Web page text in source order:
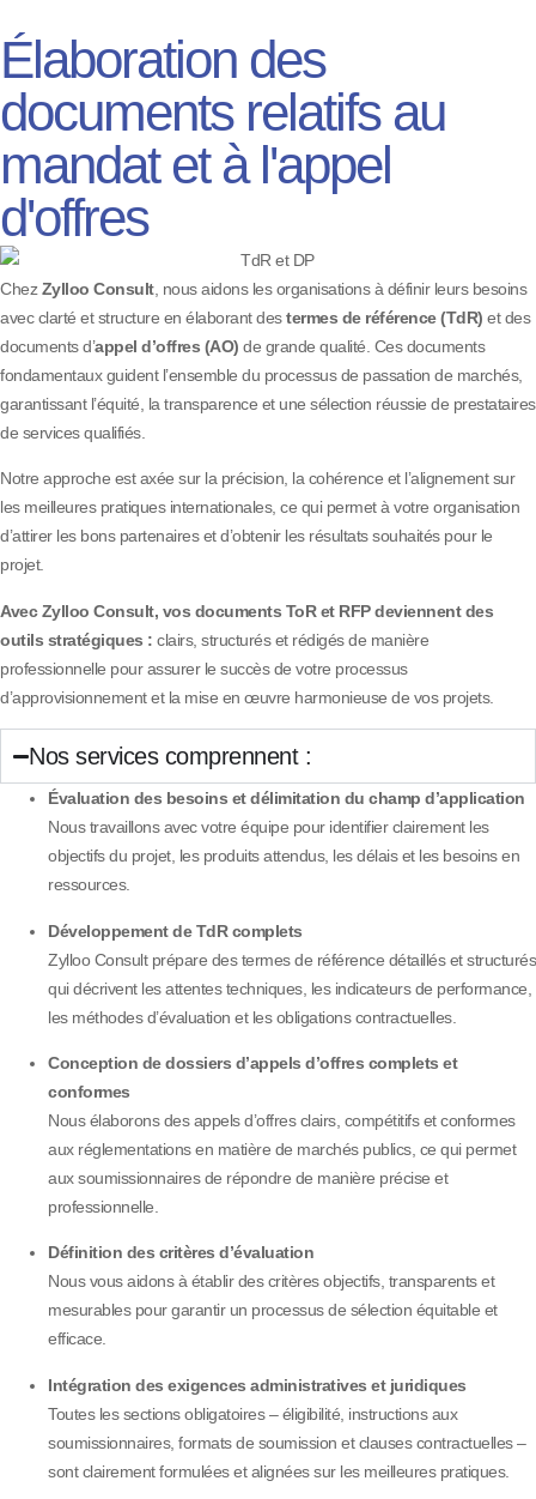
Élaboration des
documents relatifs au
mandat et à l'appel
d'offres
ChezZylloo Consult, nous aidons les organisations à définir leurs besoins
avec clarté et structure en élaborant destermes de référence (TdR) et des
documents d’appel d’offres (AO) de grande qualité. Ces documents
fondamentaux guident l’ensemble du processus de passation de marchés,
garantissant l’équité, la transparence et une sélection réussie de prestataires
de services qualifiés.
Notre approche est axée sur la précision, la cohérence et l’alignement sur
les meilleures pratiques internationales, ce qui permet à votre organisation
d’attirer les bons partenaires et d’obtenir les résultats souhaités pour le
projet.
Avec Zylloo Consult, vos documents ToR et RFP deviennent des
outils stratégiques : clairs, structurés et rédigés de manière
professionnelle pour assurer le succès de votre processus
d’approvisionnement et la mise en œuvre harmonieuse de vos projets.
Nos services comprennent :
Évaluation des besoins et délimitation du champ d’application
Nous travaillons avec votre équipe pour identifier clairement les
objectifs du projet, les produits attendus, les délais et les besoins en
ressources.
Développement de TdR complets
Zylloo Consult prépare des termes de référence détaillés et structurés
qui décrivent les attentes techniques, les indicateurs de performance,
les méthodes d’évaluation et les obligations contractuelles.
Conception de dossiers d’appels d’offres complets et
conformes
Nous élaborons des appels d’offres clairs, compétitifs et conformes
aux réglementations en matière de marchés publics, ce qui permet
aux soumissionnaires de répondre de manière précise et
professionnelle.
Définition des critères d’évaluation
Nous vous aidons à établir des critères objectifs, transparents et
mesurables pour garantir un processus de sélection équitable et
efficace.
Intégration des exigences administratives et juridiques
Toutes les sections obligatoires – éligibilité, instructions aux
soumissionnaires, formats de soumission et clauses contractuelles –
sont clairement formulées et alignées sur les meilleures pratiques.